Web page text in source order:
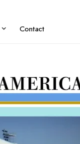
Contact